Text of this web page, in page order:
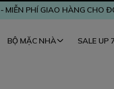
PHÍ GIAO HÀNG CHO
BỘ MẶC NHÀ SALE UP